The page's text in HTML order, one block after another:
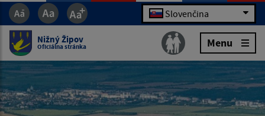
Slovenčina
Nižný Žipov
Oficiálna stránka Menu